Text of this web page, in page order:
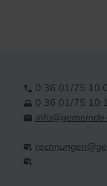
 0 36 01/75 10
 0 36 01/75 10


